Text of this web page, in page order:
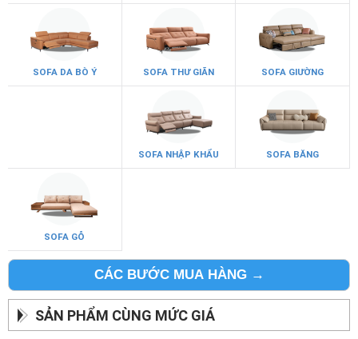
SOFA DA BÒ Ý SOFA THƯ GIÃN SOFA GIƯỜNG
SOFA NHẬP KHẨU SOFA BĂNG
SOFA GỖ
CÁC BƯỚC MUA HÀNG →
SẢN PHẨM CÙNG MỨC GIÁ